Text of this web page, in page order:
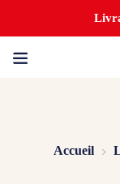
Accueil